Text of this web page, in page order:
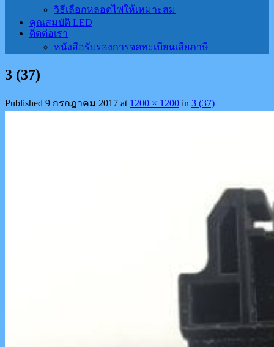
วิธีเลือกหลอดไฟให้เหมาะสม
คุณสมบัติ LED
ติดต่อเรา
หนังสือรับรองการจดทะเบียนเสียภาษี
3 (37)
Published 9 กรกฎาคม 2017 at 1200 × 1200 in 3 (37)